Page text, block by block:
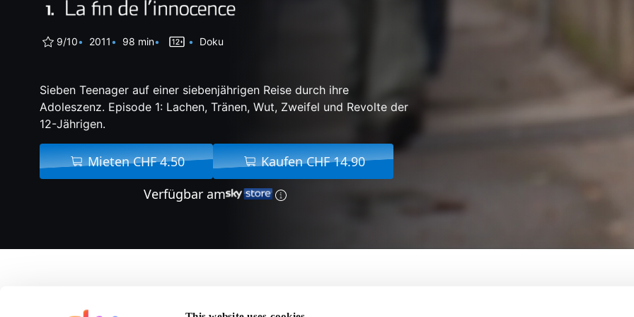
9/10 2011 98 min Doku
Sieben Teenager auf einer siebenjährigen Reise durch ihre
Adoleszenz. Episode 1: Lachen, Tränen, Wut, Zweifel und Revolte der
12-Jährigen.
Mieten CHF 4.50
Kaufen CHF 14.90
Verfügbar am